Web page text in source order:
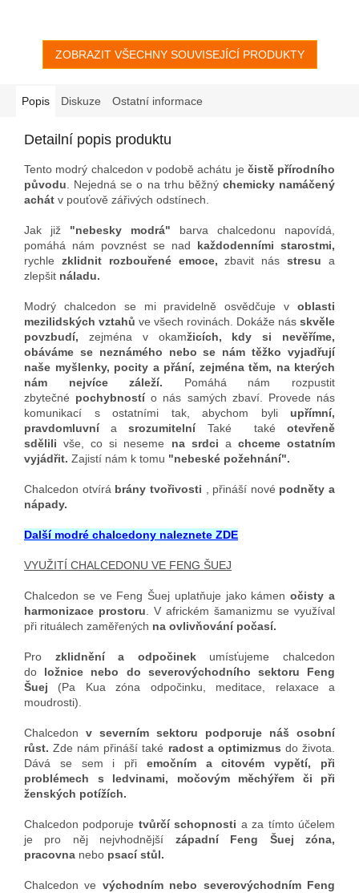
oranžovéhokarneolu. Jedná
se o vzácný nález zpohoří
Atlas(kolem roku2010), kde
polohách, navíc je velmi
ručně získat z bazaltu. Tato
jedinečné zabarvená geoda je
výšku i šířku.
a spokojenostna všech
úrovních. Modrý chalcedon je
po právu nazýván „Kamenem
empatie a vzájemného
ZOBRAZIT VŠECHNY SOUVISEJÍCÍ PRODUKTY
Popis Diskuze Ostatní informace
Detailní popis produktu
Tento modrý chalcedon v podobě achátu je čistě přírodního
původu. Nejedná se o na trhu běžnýchemicky namáčený
achát v pouťově zářivých odstínech.
Jak již "nebesky modrá" barva chalcedonu napovídá,
pomáhá nám povznést se nad každodenními starostmi,
rychle zklidnit rozbouřené emoce,zbavit nás stresu a
zlepšit náladu.
Modrý chalcedon se mi pravidelně osvědčuje v oblasti
mezilidských vztahů ve všech rovinách. Dokáže nás skvěle
povzbudí, zejména v okamžicích, kdy si nevěříme,
obáváme se neznámého nebo se nám těžko vyjadřují
naše myšlenky, pocity a přání, zejména těm, na kterých
nám nejvíce záleží. Pomáhá nám rozpustit
zbytečné pochybnostío nás samých zbaví. Provede nás
komunikací s ostatními tak, abychom byli upřímní,
pravdomluvnía srozumitelníTaké také otevřeně
sdělilivše, co si neseme na srdci a chceme ostatním
vyjádřit. Zajistí nám k tomu "nebeské požehnání".
Chalcedon otvírábrány tvořivosti , přináší nové podněty a
nápady.
Další modré chalcedony naleznete ZDE
VYUŽITÍ CHALCEDONU VE FENG ŠUEJ
Chalcedon se ve Feng Šuej uplatňuje jako kámen očisty a
harmonizace prostoru. V africkém šamanizmu se využíval
při rituálech zaměřených na ovlivňování počasí.
Pro zklidnění a odpočinek
umísťujeme chalcedon
do
ložnice nebo do severovýchodního sektoru Feng
Šuej
(Pa Kua zóna odpočinku, meditace, relaxace a
moudrosti).
Chalcedon
v severním sektoru podporuje náš osobní
růst. Zde nám přináší také radost a optimizmus do života.
Dává se sem i při
emočním a citovém vypětí, při
problémech s ledvinami, močovým měchýřem či při
ženských potížích.
Chalcedon podporuje tvůrčí schopnosti a za tímto účelem
je pro něj nejvhodnější
západní Feng Šuej zóna,
pracovna nebo psací stůl.
Chalcedon ve východním nebo severovýchodním Feng